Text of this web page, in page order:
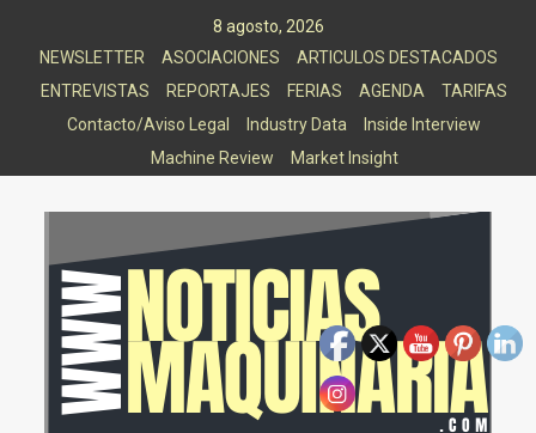
8 agosto, 2026
NEWSLETTER
ASOCIACIONES
ARTICULOS DESTACADOS
ENTREVISTAS
REPORTAJES FERIAS AGENDA
TARIFAS
Contacto/Aviso Legal
Industry Data
Inside Interview
Machine Review
Market Insight